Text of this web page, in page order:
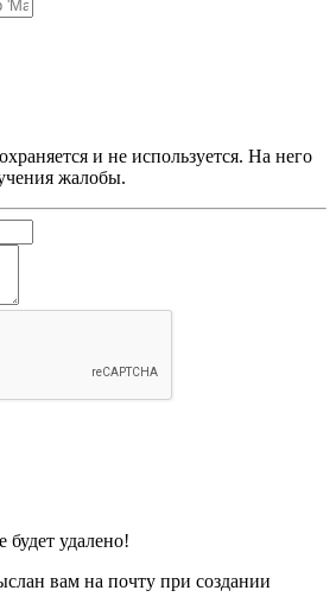
и не используется. На него
жалобы.
удалено!
вам на почту при создании